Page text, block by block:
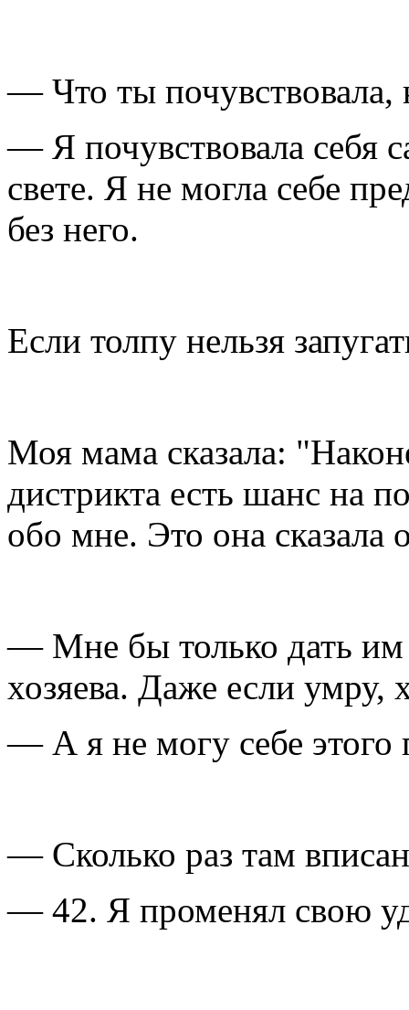
— Что ты почувствовала,
— Я почувствовала себя
свете. Я не могла себе
без него.
Если толпу нельзя
Моя мама сказала:
дистрикта есть шанс на
обо мне. Это она сказала
— Мне бы только дать им
хозяева. Даже если умру,
— А я не могу себе этого
— Сколько раз там
— 42. Я променял свою